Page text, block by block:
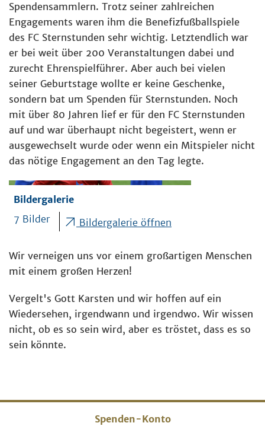
Spendensammlern. Trotz seiner zahlreichen
Engagements waren ihm die Benefizfußballspiele
des FC Sternstunden sehr wichtig. Letztendlich war
er bei weit über 200 Veranstaltungen dabei und
zurecht Ehrenspielführer. Aber auch bei vielen
seiner Geburtstage wollte er keine Geschenke,
sondern bat um Spenden für Sternstunden. Noch
mit über 80 Jahren lief er für den FC Sternstunden
auf und war überhaupt nicht begeistert, wenn er
ausgewechselt wurde oder wenn ein Mitspieler nicht
das nötige Engagement an den Tag legte.
Bildergalerie
7 Bilder
Bildergalerie öffnen
Wir verneigen uns vor einem großartigen Menschen
mit einem großen Herzen!
Vergelt's Gott Karsten und wir hoffen auf ein
Wiedersehen, irgendwann und irgendwo. Wir wissen
nicht, ob es so sein wird, aber es tröstet, dass es so
sein könnte.
Spenden-Konto